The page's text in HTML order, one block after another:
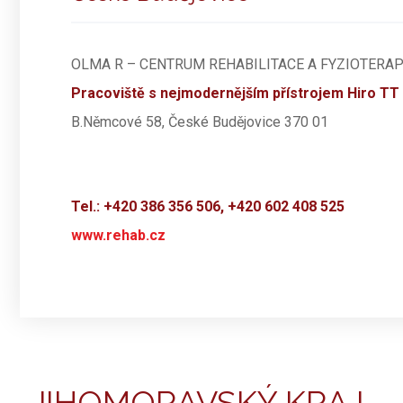
OLMA R – CENTRUM REHABILITACE A
Pracoviště s nejmodernějším přístrojem Hiro TT
B.Němcové 58, České Budějovice 370 01
Tel.: +420 386 356 506, +420 602 408 525
www.rehab.cz